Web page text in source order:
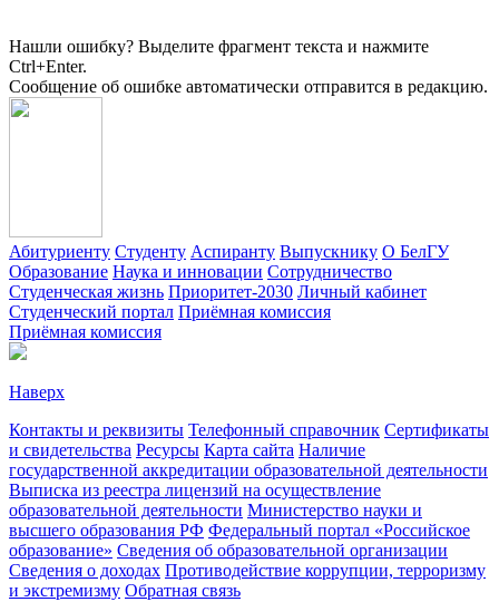
Нашли ошибку? Выделите фрагмент текста и нажмите
Ctrl+Enter.
Сообщение об ошибке автоматически отправится в редакцию.
Абитуриенту Студенту Аспиранту Выпускнику О БелГУ
Образование Наука и инновации Сотрудничество
Студенческая жизнь Приоритет-2030 Личный кабинет
Студенческий портал Приёмная комиссия
Приёмная комиссия
Наверх
Контакты и реквизиты Телефонный справочник Сертификаты
и свидетельства Ресурсы Карта сайта Наличие
государственной аккредитации образовательной деятельности
Выписка из реестра лицензий на осуществление
образовательной деятельности Министерствo науки и
высшего образования РФ Федеральный портал «Российское
образование» Сведения об образовательной организации
Сведения о доходах Противодействие коррупции, терроризму
и экстремизму Обратная связь